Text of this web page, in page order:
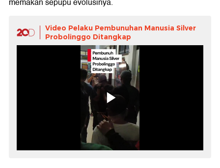
memakan sepupu evolusinya.
Video Pelaku Pembunuhan Manusia Silver
Probolinggo Ditangkap